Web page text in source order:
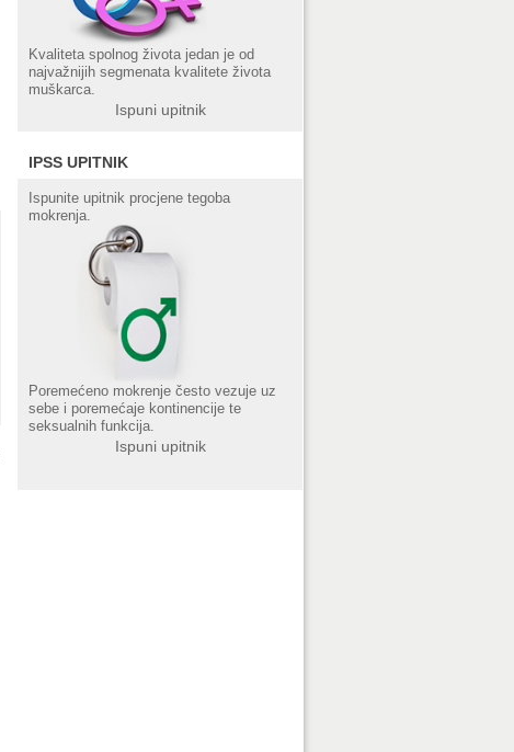
Kvaliteta spolnog života jedan je od
najvažnijih segmenata kvalitete života
muškarca.
Ispuni upitnik
IPSS UPITNIK
Ispunite upitnik procjene tegoba
mokrenja.
Poremećeno mokrenje često vezuje uz
sebe i poremećaje kontinencije te
seksualnih funkcija.
Ispuni upitnik